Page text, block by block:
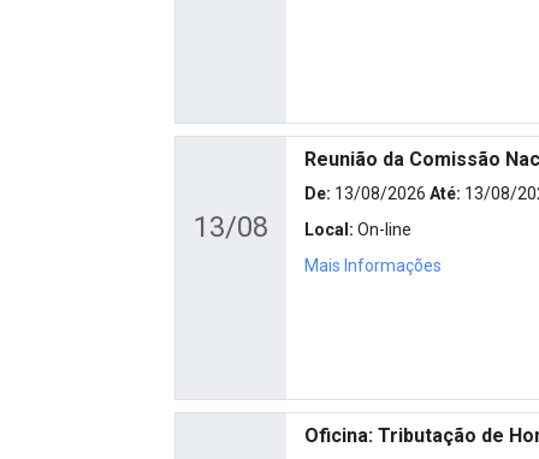
13/08
Reunião da Comissão
De: 13/08/2026 Até: 13/08/
Local: On-line
Mais Informações
Oficina: Tributação de